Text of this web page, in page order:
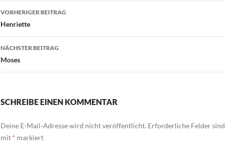
Beitragsnavigation
VORHERIGER BEITRAG
Henriette
NÄCHSTER BEITRAG
Moses
SCHREIBE EINEN KOMMENTAR
Deine E-Mail-Adresse wird nicht veröffentlicht. Erforderliche Felder sind
mit * markiert